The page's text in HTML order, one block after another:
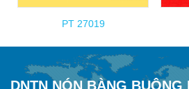
PT 27019
DNTN NÓN BÀNG BUÔNG